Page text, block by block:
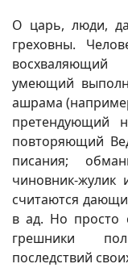
О царь, люди,
греховны.
умеющий
ашрама
претендующий
повторяющий
писания;
чиновник-
считаются
в ад. Но просто
грешники
последствий